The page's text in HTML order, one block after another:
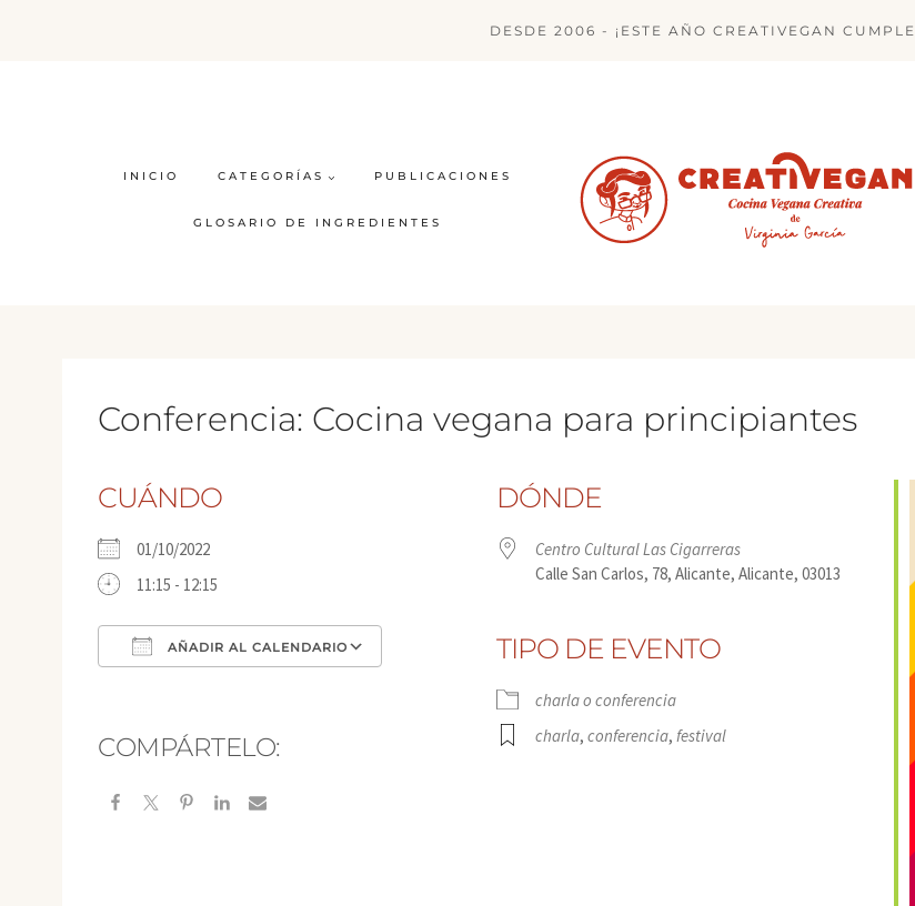
DESDE 2006 - ¡ESTE AÑO CREATIVEGAN CUMPLE
INICIO CATEGORÍAS PUBLICACIONES
GLOSARIO DE INGREDIENTES
Conferencia: Cocina vegana para principiantes
CUÁNDO
01/10/2022
11:15 - 12:15
AÑADIR AL CALENDARIO
Google Calendar iCalendar
COMPÁRTELO:
DÓNDE
Centro Cultural Las Cigarreras
Calle San Carlos, 78, Alicante, Alicante, 03013
TIPO DE EVENTO
charla o conferencia
charla, conferencia, festival